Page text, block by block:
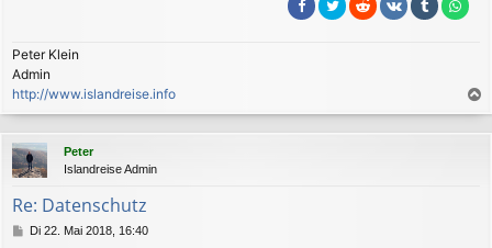
Peter Klein
Admin
http://www.islandreise.info
a
c
Peter
Islandreise Admin
Re: Datenschutz
BDi 22. Mai 2018, 16:40